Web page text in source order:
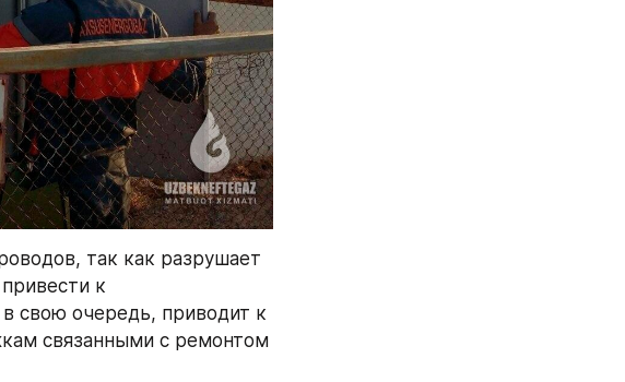
так как разрушает
к
свою очередь, приводит к
связанными с ремонтом